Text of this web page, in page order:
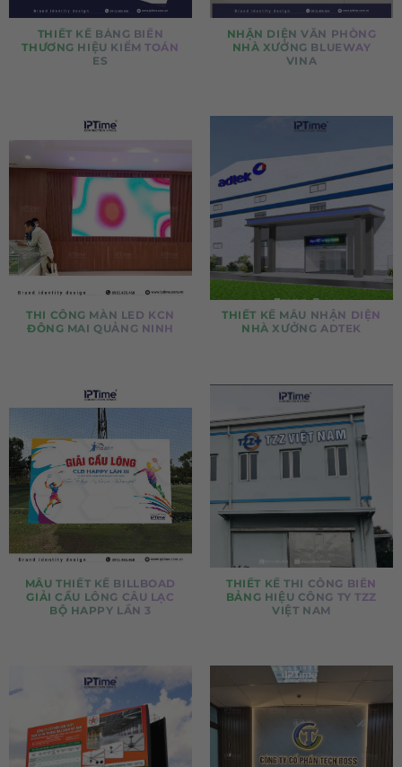
THIẾT KẾ BẢNG BIỂN
THƯƠNG HIỆU KIỂM TOÁN
ES
NHẬN DIỆN VĂN PHÒNG
NHÀ XƯỞNG BLUEWAY
VINA
THI CÔNG MÀN LED KCN
ĐÔNG MAI QUẢNG NINH
THIẾT KẾ MẪU NHẬN DIỆN
NHÀ XƯỞNG ADTEK
MẪU THIẾT KẾ BILLBOAD
GIẢI CẦU LÔNG CÂU LẠC
BỘ HAPPY LẦN 3
THIẾT KẾ THI CÔNG BIỂN
BẢNG HIỆU CÔNG TY TZZ
VIỆT NAM